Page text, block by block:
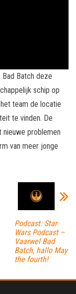
Batch deze
schip op
team de locatie
te vinden. De
nieuwe problemen
van meer jonge
Podcast: Star
Wars Podcast –
Vaarwel Bad
Batch, hallo May
the fourth!